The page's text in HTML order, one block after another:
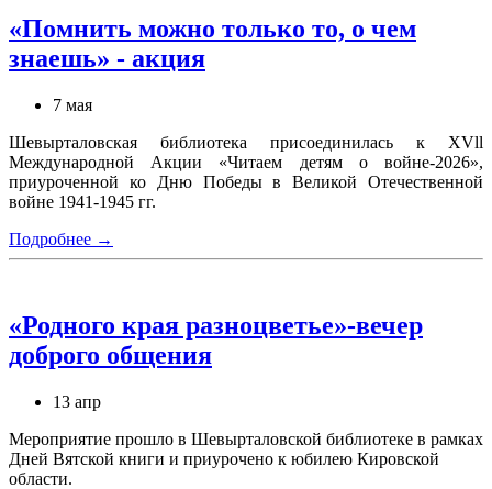
«Помнить можно только то, о чем
знаешь» - акция
7 мая
Шевырталовская библиотека присоединилась к XVll
Международной Акции «Читаем детям о войне-2026»,
приуроченной ко Дню Победы в Великой Отечественной
войне 1941-1945 гг.
Подробнее →
«Родного края разноцветье»-вечер
доброго общения
13 апр
Мероприятие прошло в Шевырталовской библиотеке в рамках
Дней Вятской книги и приурочено к юбилею Кировской
области.